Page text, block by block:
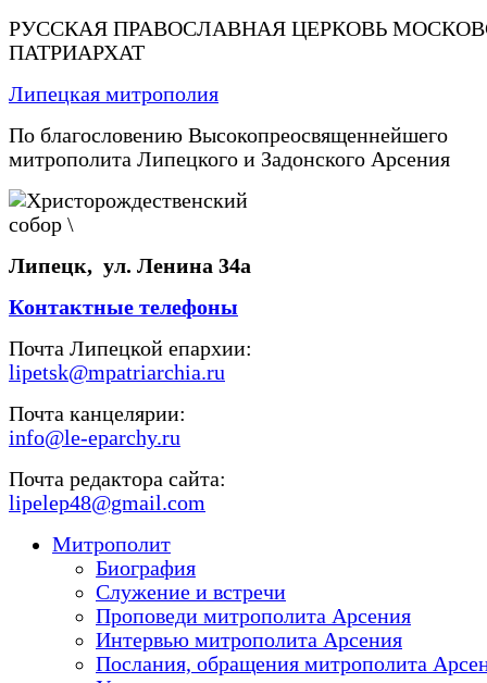
РУССКАЯ ПРАВОСЛАВНАЯ ЦЕРКОВЬ
ПАТРИАРХАТ
Липецкая митрополия
По благословению Высокопреосвященнейшего
митрополита Липецкого и Задонского Арсения
Липецк, ул. Ленина 34а
Контактные телефоны
Почта Липецкой епархии:
lipetsk@mpatriarchia.ru
Почта канцелярии:
info@le-eparchy.ru
Почта редактора сайта:
lipelep48@gmail.com
Митрополит
Биография
Служение и встречи
Проповеди митрополита Арсения
Интервью митрополита Арсения
Послания, обращения митрополита